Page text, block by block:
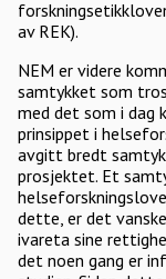
av REK).
NEM er videre
samtykket som
med det som i dag
prinsippet i
avgitt bredt
prosjektet. Et
dette, er det
ivareta sine
det noen gang er